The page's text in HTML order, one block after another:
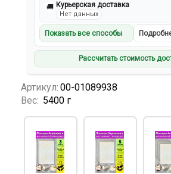
🚚 Курьерская доставка
Нет данных
Показать все способы
Рассчитать стоимость
Артикул: 00-01089938
Вес: 5400 г